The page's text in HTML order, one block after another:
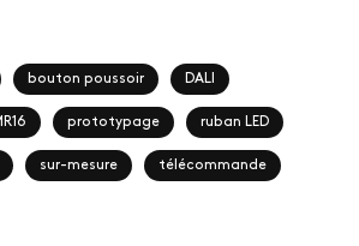
bouton poussoir DALI
prototypage ruban LED
sur-mesure télécommande